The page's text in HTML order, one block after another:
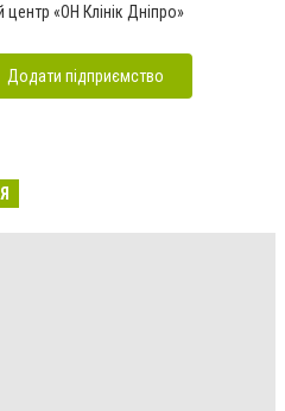
«ОН Клінік Дніпро»
Додати підприємство